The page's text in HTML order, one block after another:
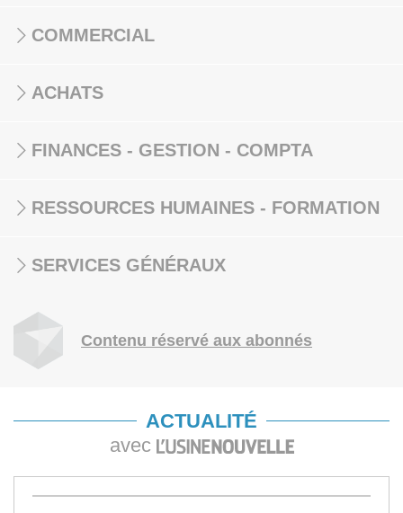
COMMERCIAL
ACHATS
FINANCES - GESTION - COMPTA
RESSOURCES HUMAINES - FORMATION
SERVICES GÉNÉRAUX
Contenu réservé aux abonnés
ACTUALITÉ
avec